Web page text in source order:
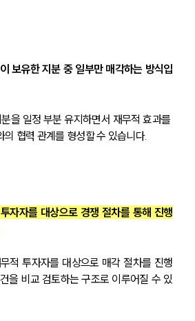
보유한 지분 중 일부만 매각하는 방식입
을 일정 부분 유지하면서 재무적 효과를
협력 관계를 형성할 수 있습니다.
자자를 대상으로 경쟁 절차를 통해 진행
적 투자자를 대상으로 매각 절차를 진행
을 비교 검토하는 구조로 이루어질 수 있